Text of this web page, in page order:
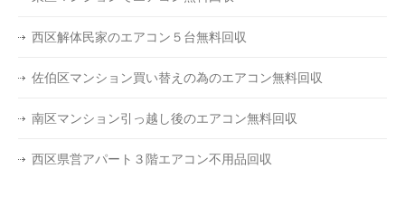
西区解体民家のエアコン５台無料回収
佐伯区マンション買い替えの為のエアコン無料回収
南区マンション引っ越し後のエアコン無料回収
西区県営アパート３階エアコン不用品回収